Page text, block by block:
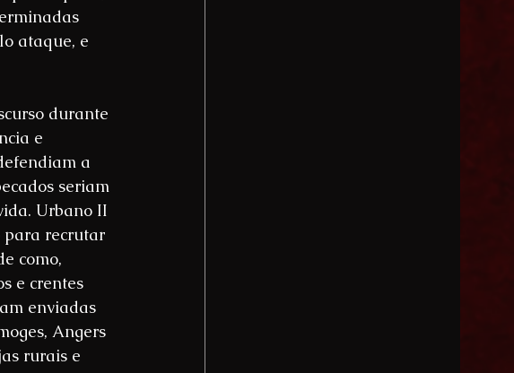
ataque, e
durante
e
a
seriam
Urbano II
para recrutar
como,
e crentes
enviadas
Angers
rurais e